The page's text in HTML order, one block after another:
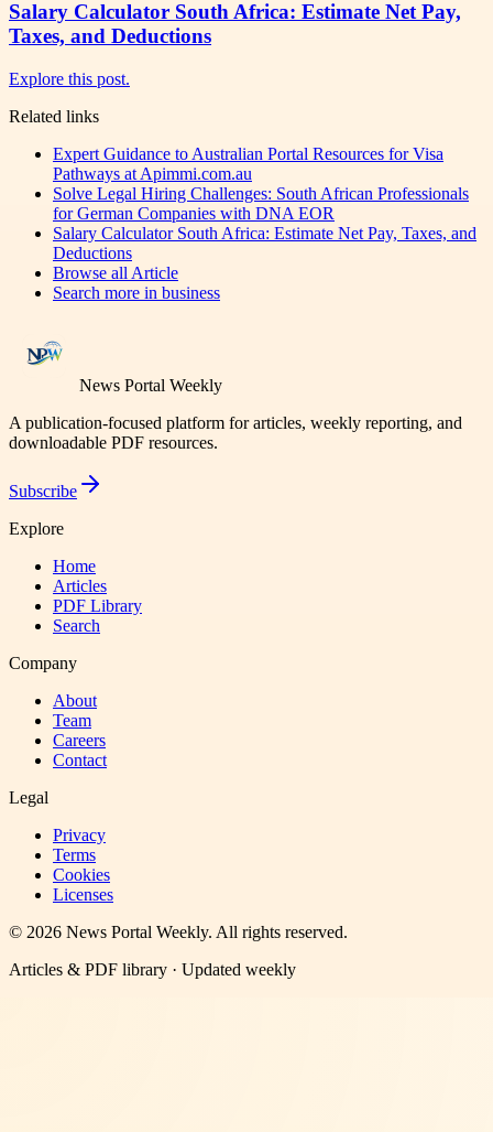
Salary Calculator South Africa: Estimate Net Pay,
Taxes, and Deductions
Explore this post.
Related links
Expert Guidance to Australian Portal Resources for Visa
Pathways at Apimmi.com.au
Solve Legal Hiring Challenges: South African Professionals
for German Companies with DNA EOR
Salary Calculator South Africa: Estimate Net Pay, Taxes, and
Deductions
Browse all Article
Search more in business
News Portal Weekly
A publication-focused platform for articles, weekly reporting, and
downloadable PDF resources.
Subscribe
Explore
Home
Articles
PDF Library
Search
Company
About
Team
Careers
Contact
Legal
Privacy
Terms
Cookies
Licenses
© 2026 News Portal Weekly. All rights reserved.
Articles & PDF library · Updated weekly